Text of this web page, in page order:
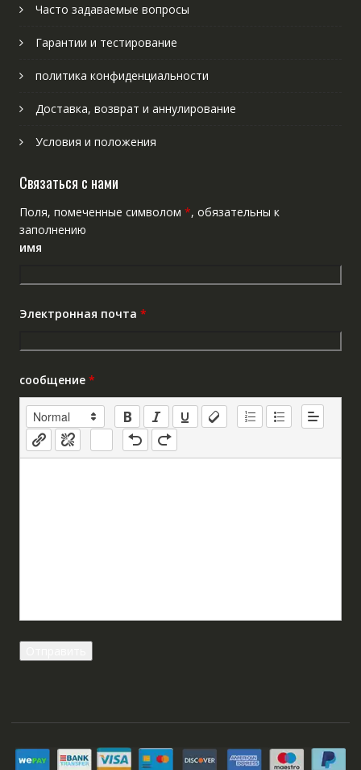
Часто задаваемые вопросы
Гарантии и тестирование
политика конфиденциальности
Доставка, возврат и аннулирование
Условия и положения
Связаться с нами
Поля, помеченные символом *, обязательны к
заполнению
имя
Электронная почта *
сообщение *